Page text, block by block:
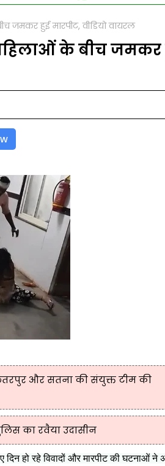
जमकर हुई मारपीट, वीडियो वायरल
के बीच जमकर
और सतना की संयुक्त टीम की
का रवैया उदासीन
हो रहे विवादों और मारपीट की घटनाओं ने